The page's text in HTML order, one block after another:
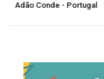
Adão Conde - Portugal